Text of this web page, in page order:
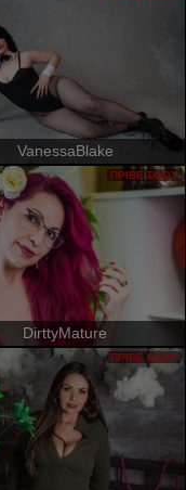
VanessaBlake
DirttyMature
ΠΡΙΒΈ ΣΌΟΥ
ΠΡΙΒΈ ΣΌΟΥ